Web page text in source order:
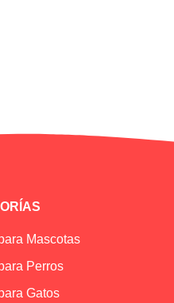
Mascotas
Perros
Gatos